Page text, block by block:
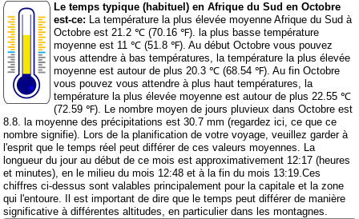
Le temps typique (habituel) en Afrique du Sud en Octobre
est-ce: La température la plus élevée moyenne Afrique du Sud à
Octobre est 21.2 ℃ (70.16 ℉). la plus basse température
moyenne est 11 ℃ (51.8 ℉). Au début Octobre vous pouvez
vous attendre à bas températures, la température la plus élevée
moyenne est autour de plus 20.3 ℃ (68.54 ℉). Au fin Octobre
vous pouvez vous attendre à plus haut températures, la
température la plus élevée moyenne est autour de plus 22.55 ℃
(72.59 ℉). Le nombre moyen de jours pluvieux dans Octobre est
8.8. la moyenne des précipitations est 30.7 mm (regardez ici, ce que ce
nombre signifie). Lors de la planification de votre voyage, veuillez garder à
l'esprit que le temps réel peut différer de ces valeurs moyennes. La
longueur du jour au début de ce mois est approximativement 12:17 (heures
et minutes), en le milieu du mois 12:48 et à la fin du mois 13:19.Ces
chiffres ci-dessus sont valables principalement pour la capitale et la zone
qui l'entoure. Il est important de dire que le temps peut différer de manière
significative à différentes altitudes, en particulier dans les montagnes.